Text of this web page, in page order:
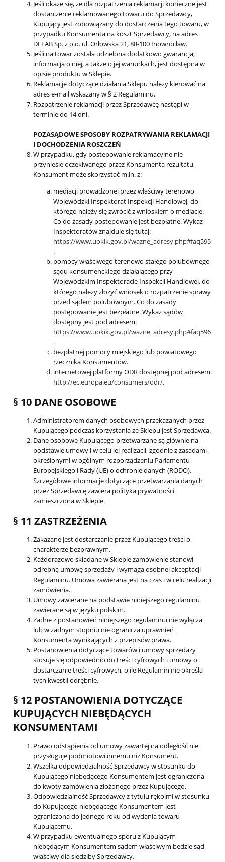
Jeśli okaże się, że dla rozpatrzenia reklamacji konieczne jest
dostarczenie reklamowanego towaru do Sprzedawcy,
Kupujący jest zobowiązany do dostarczenia tego towaru, w
przypadku Konsumenta na koszt Sprzedawcy, na adres
DLLAB Sp. z o.o. ul. Orłowska 21, 88-100 Inowrocław.
Jeśli na towar została udzielona dodatkowo gwarancja,
informacja o niej, a także o jej warunkach, jest dostępna w
opisie produktu w Sklepie.
Reklamacje dotyczące działania Sklepu należy kierować na
adres e-mail wskazany w § 2 Regulaminu.
Rozpatrzenie reklamacji przez Sprzedawcę nastąpi w
terminie do 14 dni.
POZASĄDOWE SPOSOBY ROZPATRYWANIA REKLAMACJI
I DOCHODZENIA ROSZCZEŃ
W przypadku, gdy postępowanie reklamacyjne nie
przyniesie oczekiwanego przez Konsumenta rezultatu,
Konsument może skorzystać m.in. z:
mediacji prowadzonej przez właściwy terenowo
Wojewódzki Inspektorat Inspekcji Handlowej, do
którego należy się zwrócić z wnioskiem o mediację.
Co do zasady postępowanie jest bezpłatne. Wykaz
Inspektoratów znajduje się tutaj:
https://www.uokik.gov.pl/wazne_adresy.php#faq595
.
pomocy właściwego terenowo stałego polubownego
sądu konsumenckiego działającego przy
Wojewódzkim Inspektoracie Inspekcji Handlowej, do
którego należy złożyć wniosek o rozpatrzenie sprawy
przed sądem polubownym. Co do zasady
postępowanie jest bezpłatne. Wykaz sądów
dostępny jest pod adresem:
https://www.uokik.gov.pl/wazne_adresy.php#faq596
.
bezpłatnej pomocy miejskiego lub powiatowego
rzecznika Konsumentów.
internetowej platformy ODR dostępnej pod adresem:
http://ec.europa.eu/consumers/odr/.
§ 10 DANE OSOBOWE
Administratorem danych osobowych przekazanych przez
Kupującego podczas korzystania ze Sklepu jest Sprzedawca.
Dane osobowe Kupującego przetwarzane są głównie na
podstawie umowy i w celu jej realizacji, zgodnie z zasadami
określonymi w ogólnym rozporządzeniu Parlamentu
Europejskiego i Rady (UE) o ochronie danych (RODO).
Szczegółowe informacje dotyczące przetwarzania danych
przez Sprzedawcę zawiera polityka prywatności
zamieszczona w Sklepie.
§ 11 ZASTRZEŻENIA
Zakazane jest dostarczanie przez Kupującego treści o
charakterze bezprawnym.
Każdorazowo składane w Sklepie zamówienie stanowi
odrębną umowę sprzedaży i wymaga osobnej akceptacji
Regulaminu. Umowa zawierana jest na czas i w celu realizacji
zamówienia.
Umowy zawierane na podstawie niniejszego regulaminu
zawierane są w języku polskim.
Żadne z postanowień niniejszego regulaminu nie wyłącza
lub w żadnym stopniu nie ogranicza uprawnień
Konsumenta wynikających z przepisów prawa.
Postanowienia dotyczące towarów i umowy sprzedaży
stosuje się odpowiednio do treści cyfrowych i umowy o
dostarczanie treści cyfrowych, o ile Regulamin nie określa
tych kwestii odrębnie.
§ 12 POSTANOWIENIA DOTYCZĄCE
KUPUJĄCYCH NIEBĘDĄCYCH
KONSUMENTAMI
Prawo odstąpienia od umowy zawartej na odległość nie
przysługuje podmiotowi innemu niż Konsument.
Wszelka odpowiedzialność Sprzedawcy w stosunku do
Kupującego niebędącego Konsumentem jest ograniczona
do kwoty zamówienia złożonego przez Kupującego.
Odpowiedzialność Sprzedawcy z tytułu rękojmi w stosunku
do Kupującego niebędącego Konsumentem jest
ograniczona do jednego roku od wydania towaru
Kupującemu.
W przypadku ewentualnego sporu z Kupującym
niebędącym Konsumentem sądem właściwym będzie sąd
właściwy dla siedziby Sprzedawcy.